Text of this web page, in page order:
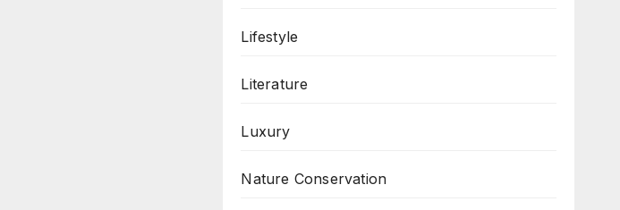
Lifestyle
Literature
Luxury
Nature Conservation